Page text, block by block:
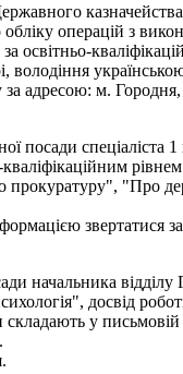
обліку операцій з
адресою: м.
спеціаліста 1
"Про
звертатися
начальника
досвід
у